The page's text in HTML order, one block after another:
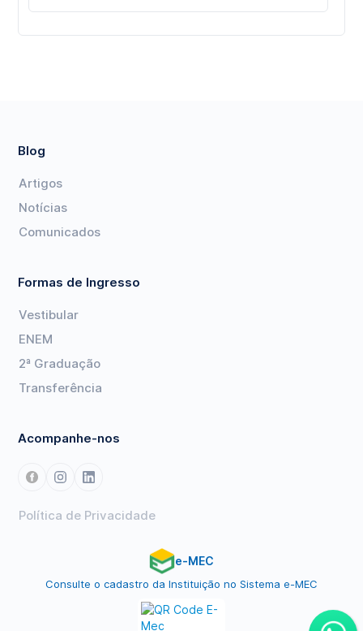
Blog
Artigos
Notícias
Comunicados
Formas de Ingresso
Vestibular
ENEM
2ª Graduação
Transferência
Acompanhe-nos
Política de Privacidade
e-MEC
Consulte o cadastro da Instituição no Sistema e-MEC